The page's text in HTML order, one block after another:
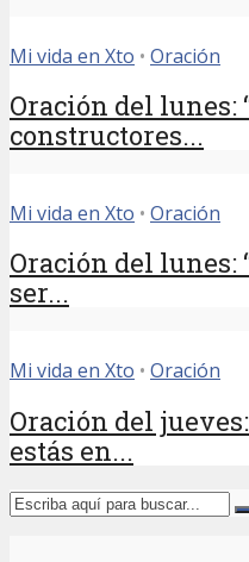
Mi vida en Xto • Oración
Oración del lunes:
constructores...
Mi vida en Xto • Oración
Oración del lunes:
ser...
Mi vida en Xto • Oración
Oración del
estás en...